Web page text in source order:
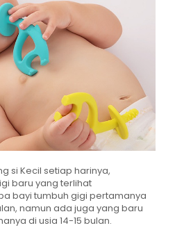
si Kecil setiap harinya,
baru yang terlihat
bayi tumbuh gigi pertamanya
namun ada juga yang baru
di usia 14-15 bulan.